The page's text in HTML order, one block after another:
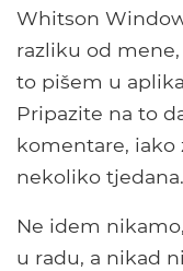
Whitson
razliku od
to pišem u
Pripazite na to
komentare, iako
nekoliko tjedana.
Ne idem
u radu, a nikad